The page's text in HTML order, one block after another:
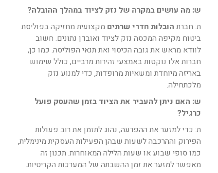
ש: מה עושים במקרה של נזק לציוד במהלך ההובלה?
ת: חברת הובלות חדרי שרתים מקצועית מחזיקה בפוליסת
ביטוח מקיפה המכסה נזק לציוד ואובדן נתונים. חשוב
לוודא מראש את גובה הכיסוי ואת תנאי הפוליסה. כמו כן,
חברות אלו נוקטות באמצעי זהירות מרביים, כולל שימוש
באריזה מיוחדת ומשאיות מרופדות, כדי למנוע נזק
מלכתחילה.
ש: האם ניתן להעביר את הציוד בזמן שהעסק פועל
כרגיל?
ת: כדי למזער את ההפרעה, נהוג לתזמן את רוב פעולות
הפירוק וההרכבה לשעות שבהן הפעילות העסקית מינימלית,
כמו סופי שבוע או שעות הלילה המאוחרות. תכנון זה
מאפשר למזער את זמן ההשבתה של המערכות הקריטיות.